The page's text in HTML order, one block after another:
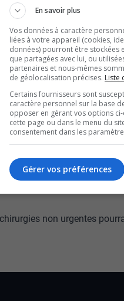
4 des 8
s’est déclenché au
et les césariennes
et devraient être terminés
non urgentes
En savoir plus
Vos données à caractère
liées à votre appareil (cookies,
données) pourront être stockées
que partagées avec lui, ou
partenaires et nous-mêmes
de géolocalisation précises. Liste
Certains fournisseurs sont
caractère personnel sur la base
opposer en gérant vos options
cette page ou dans le menu du
consentement dans les
Gérer vos préférences